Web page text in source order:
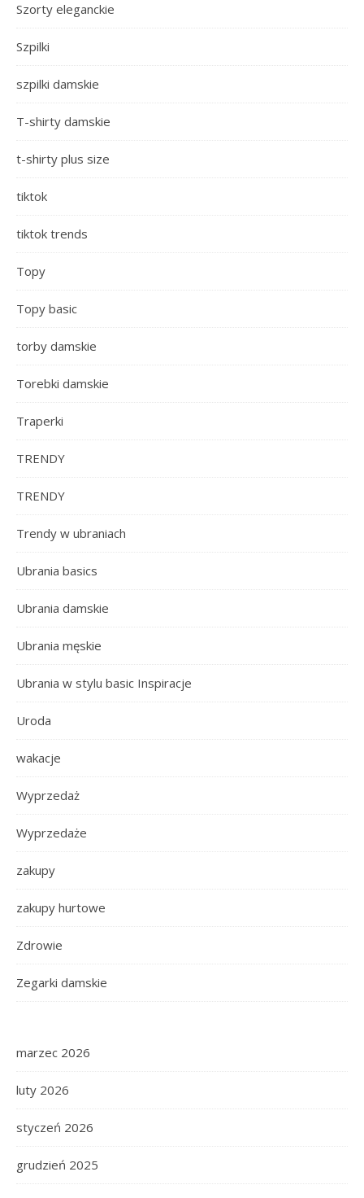
Szorty eleganckie
Szpilki
szpilki damskie
T-shirty damskie
t-shirty plus size
tiktok
tiktok trends
Topy
Topy basic
torby damskie
Torebki damskie
Traperki
TRENDY
TRENDY
Trendy w ubraniach
Ubrania basics
Ubrania damskie
Ubrania męskie
Ubrania w stylu basic Inspiracje
Uroda
wakacje
Wyprzedaż
Wyprzedaże
zakupy
zakupy hurtowe
Zdrowie
Zegarki damskie
marzec 2026
luty 2026
styczeń 2026
grudzień 2025